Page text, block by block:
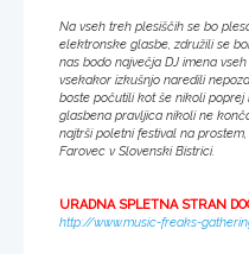
Na vseh treh plesiščih se bo
elektronske glasbe, združili se
nas bodo največja DJ imena
vsekakor izkušnjo naredili
boste počutili kot še nikoli poprej
glasbena pravljica nikoli ne
najtrši poletni festival na
Farovec v Slovenski Bistrici.
URADNA SPLETNA STRAN
http://www.music-freaks-